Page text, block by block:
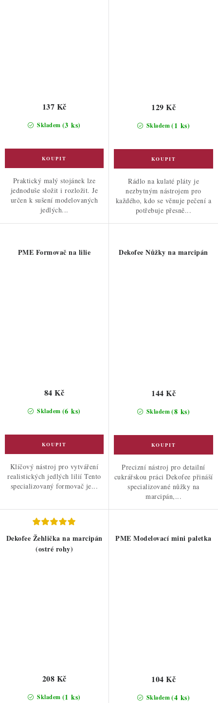
Skladem (3 ks)
137 Kč
Praktický malý stojánek lze
jednoduše složit i rozložit. Je
určen k sušení modelovaných
jedlých...
Skladem(1 ks)
129 Kč
Rádlo na kulaté pláty je
nezbytným nástrojem pro
každého, kdo se věnuje pečení a
potřebuje přesně...
PME Formovač na lilie
Skladem (6 ks)
84 Kč
Klíčový nástroj pro vytváření
realistických jedlých lilií Tento
specializovaný formovač je...
Dekofee Nůžky na marcipán
Skladem(8 ks)
144 Kč
Precizní nástroj pro detailní
cukrářskou práci Dekofee přináší
specializované nůžky na
marcipán,...
Dekofee Žehlička na marcipán
(ostré rohy)
Skladem (1 ks)
208 Kč
PME Modelovací mini paletka
Skladem(4 ks)
104 Kč